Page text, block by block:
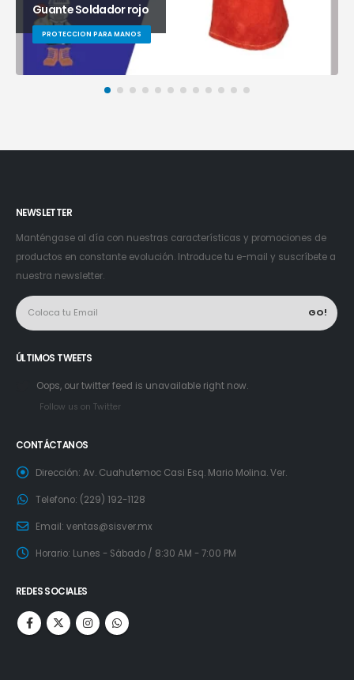
Guante Soldador rojo
PROTECCION PARA MANOS
NEWSLETTER
Manténgase al día con nuestras características y promociones de
productos en constante evolución. Introduce tu e-mail y suscríbete a
nuestra newsletter.
ÚLTIMOS TWEETS
Oops, our twitter feed is unavailable right now.
Follow us on Twitter
CONTÁCTANOS
Dirección: Av. Cuahutemoc Casi Esq. Mario Molina. Ver.
Telefono: (229) 192-1128
Email: ventas@sisver.mx
Horario: Lunes - Sábado / 8:30 AM - 7:00 PM
REDES SOCIALES